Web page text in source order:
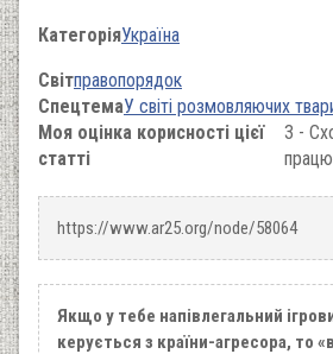
КатегоріяУкраїна
Світправопорядок
СпецтемаУ світі розмовляючих
Моя оцінка корисності цієї
статті
3 -
https://www.ar25.org/node/58064
Якщо у тебе напівлегальний
керується з країни-агресора, то